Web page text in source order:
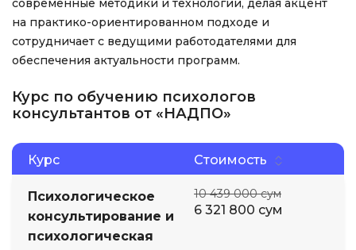
современные методики и технологии, делая акцент
на практико-ориентированном подходе и
сотрудничает с ведущими работодателями для
обеспечения актуальности программ.
Курс по обучению психологов
консультантов от «НАДПО»
Курс Стоимость
Психологическое
консультирование и
психологическая
10 439 000 сум
6 321 800 сум